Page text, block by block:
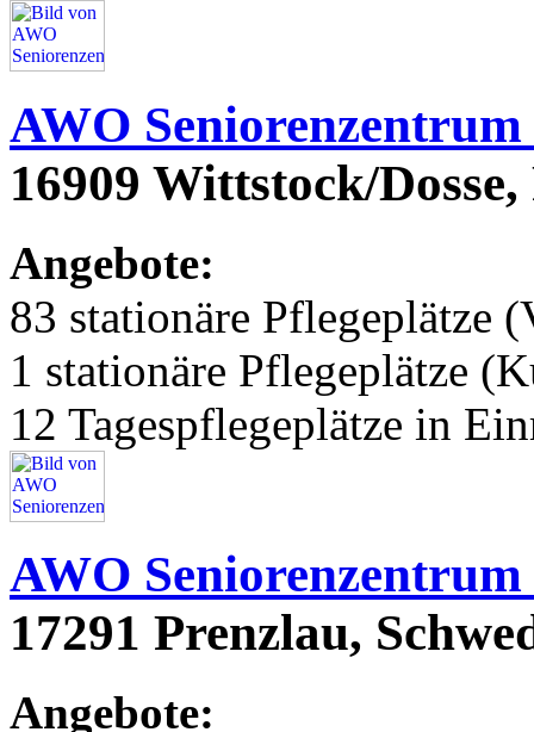
AWO
16909 Wittstock/
Angebote:
83 stationäre Pflegeplätze
1 stationäre Pflegeplätze
12 Tagespflegeplätze in
AWO
17291 Prenzlau,
Angebote: